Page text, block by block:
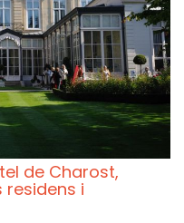
de Charost,
i